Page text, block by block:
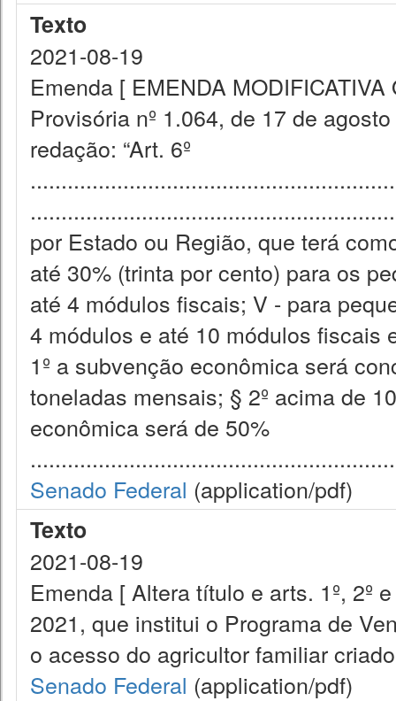
Texto
2021-08-19
Emenda [ EMENDA
Provisória nº 1.064, de 17 de
redação: “Art. 6º
por Estado ou Região, que terá
até 30% (trinta por cento) para os
até 4 módulos fiscais; V - para
4 módulos e até 10 módulos fiscais
1º a subvenção econômica será
toneladas mensais; § 2º acima de
econômica será de 50%
Senado Federal (application/pdf)
Texto
2021-08-19
Emenda [ Altera título e arts. 1º, 2º
2021, que institui o Programa de
o acesso do agricultor familiar
Senado Federal (application/pdf)